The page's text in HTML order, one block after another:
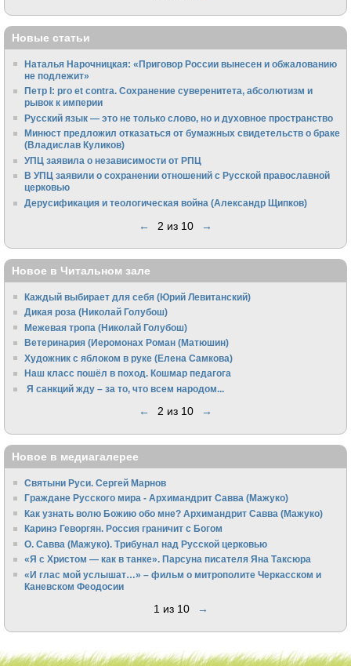
Новые статьи
Наталья Нарочницкая: «Приговор России вынесен и обжалованию
не подлежит»
Петр I: pro et contra. Сохранение суверенитета, абсолютизм и
рывок к империи
Русский язык — это не только слово, но и духовное пространство
Минюст предложил отказаться от бумажных свидетельств о браке
(Владислав Куликов)
УПЦ заявила о независимости от РПЦ
В УПЦ заявили о сохранении отношений с Русской православной
церковью
Дерусификация и теологическая война (Александр Щипков)
← 2 из 10 →
Новое в Читальном зале
Каждый выбирает для себя (Юрий Левитанский)
Дикая роза (Николай Голубош)
Межевая тропа (Николай Голубош)
Ветеринария (Иеромонах Роман (Матюшин)
Художник с яблоком в руке (Елена Самкова)
Наш класс пошёл в поход. Кошмар педагога
Я санкций жду – за то, что всем народом...
← 2 из 10 →
Новое в медиагалерее
Святыни Руси. Сергей Марнов
Граждане Русского мира - Архимандрит Савва (Мажуко)
Как узнать волю Божию обо мне? Архимандрит Савва (Мажуко)
Каринэ Геворгян. Россия граничит с Богом
О. Савва (Мажуко). Трибунал над Русской церковью
«Я с Христом — как в танке». Парсуна писателя Яна Таксюра
«И глас мой услышат…» – фильм о митрополите Черкасском и
Каневском Феодосии
1 из 10 →